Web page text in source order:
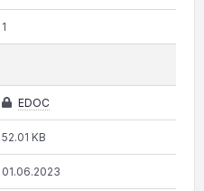
1
EDOC
52.01 KB
01.06.2023